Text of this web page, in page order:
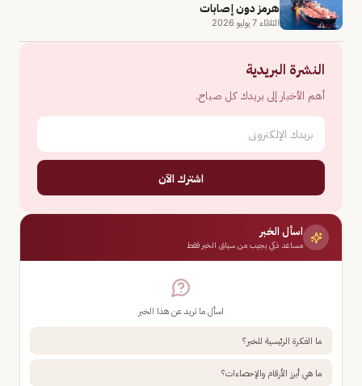
هرمز دون إصابات
الثلاثاء 7 يوليو 2026
النشرة البريدية
أهم الأخبار إلى بريدك كل صباح.
اشترك الآن
اسأل الخبر
مساعد ذكي يجيب من سياق الخبر فقط
اسأل ما تريد عن هذا الخبر
ما الفكرة الرئيسية للخبر؟
ما هي أبرز الأرقام والإحصاءات؟